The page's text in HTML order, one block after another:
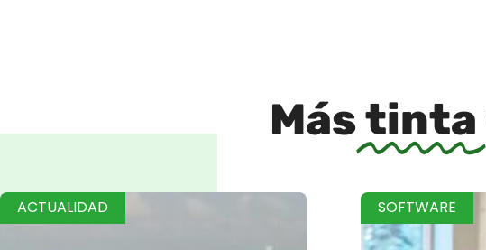
Mástinta
ACTUALIDAD SOFTWARE